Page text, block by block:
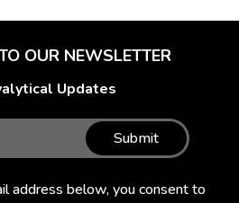
OUR NEWSLETTER
Updates
Submit
address below, you consent to